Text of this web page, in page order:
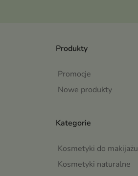
Produkty
Promocje
Nowe produkty
Kategorie
Kosmetyki do makijażu
Kosmetyki naturalne